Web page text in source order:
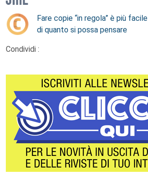
Fare copie “in regola” è più facile
di quanto si possa pensare
Condividi :